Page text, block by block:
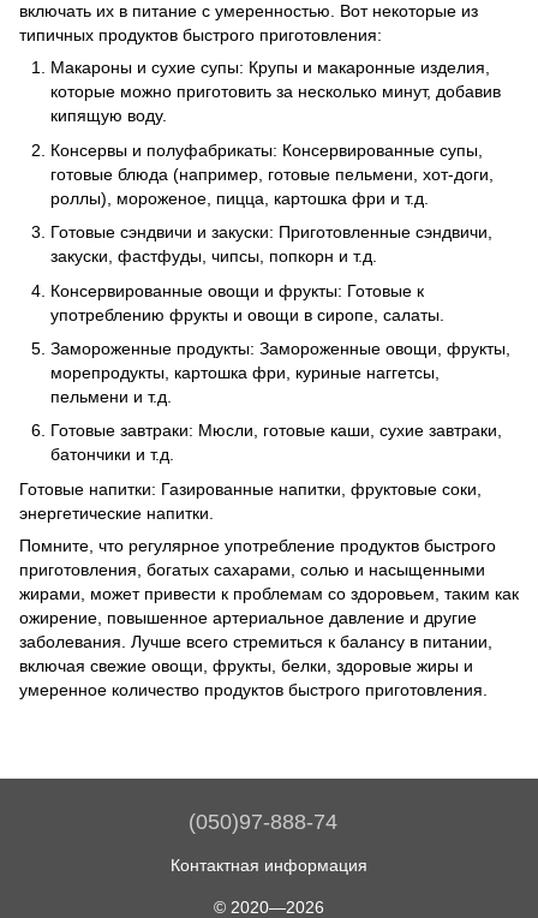
включать их в питание с умеренностью. Вот некоторые из
типичных продуктов быстрого приготовления:
Макароны и сухие супы: Крупы и макаронные изделия,
которые можно приготовить за несколько минут, добавив
кипящую воду.
Консервы и полуфабрикаты: Консервированные супы,
готовые блюда (например, готовые пельмени, хот-доги,
роллы), мороженое, пицца, картошка фри и т.д.
Готовые сэндвичи и закуски: Приготовленные сэндвичи,
закуски, фастфуды, чипсы, попкорн и т.д.
Консервированные овощи и фрукты: Готовые к
употреблению фрукты и овощи в сиропе, салаты.
Замороженные продукты: Замороженные овощи, фрукты,
морепродукты, картошка фри, куриные наггетсы,
пельмени и т.д.
Готовые завтраки: Мюсли, готовые каши, сухие завтраки,
батончики и т.д.
Готовые напитки: Газированные напитки, фруктовые соки,
энергетические напитки.
Помните, что регулярное употребление продуктов быстрого
приготовления, богатых сахарами, солью и насыщенными
жирами, может привести к проблемам со здоровьем, таким как
ожирение, повышенное артериальное давление и другие
заболевания. Лучше всего стремиться к балансу в питании,
включая свежие овощи, фрукты, белки, здоровые жиры и
умеренное количество продуктов быстрого приготовления.
(050)97-888-74
Контактная информация
© 2020—2026